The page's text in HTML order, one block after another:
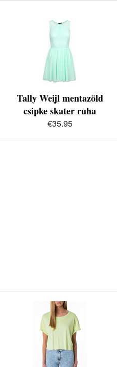
Tally Weijl mentazöld
csipke skater ruha
€35.95